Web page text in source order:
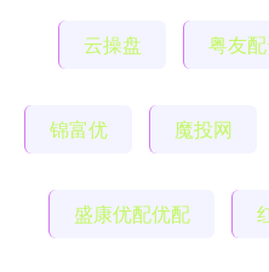
云操盘 粤友
锦富优 魔投网
盛康优配优配